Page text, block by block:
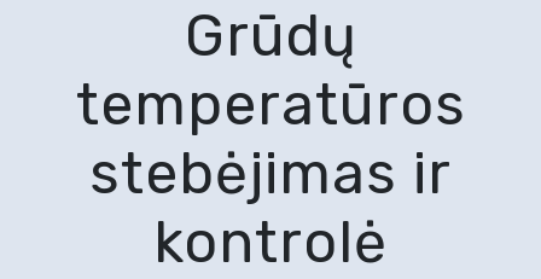
Grūdų
temperatūros
stebėjimas ir
kontrolė